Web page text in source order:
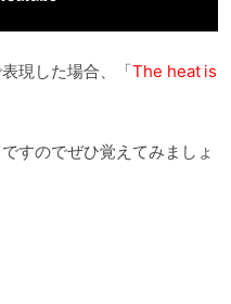
現した場合、「The heat is
すのでぜひ覚えてみましょ